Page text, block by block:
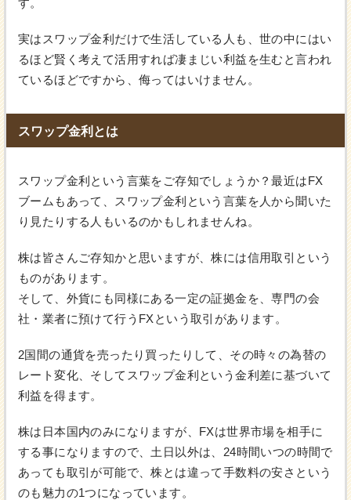
実はスワップ金利だけで生活している人も、世の中にはい
るほど賢く考えて活用すれば凄まじい利益を生むと言われ
ているほどですから、侮ってはいけません。
スワップ金利とは
スワップ金利という言葉をご存知でしょうか？最近はFX
ブームもあって、スワップ金利という言葉を人から聞いた
り見たりする人もいるのかもしれませんね。
株は皆さんご存知かと思いますが、株には信用取引という
ものがあります。
そして、外貨にも同様にある一定の証拠金を、専門の会
社・業者に預けて行うFXという取引があります。
2国間の通貨を売ったり買ったりして、その時々の為替の
レート変化、そしてスワップ金利という金利差に基づいて
利益を得ます。
株は日本国内のみになりますが、FXは世界市場を相手に
する事になりますので、土日以外は、24時間いつの時間で
あっても取引が可能で、株とは違って手数料の安さという
のも魅力の1つになっています。